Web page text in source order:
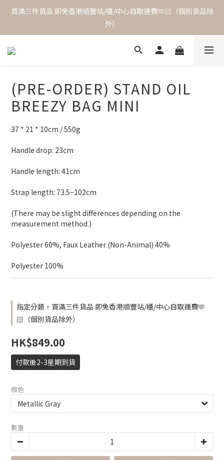
買滿三件貨品 即免香港順豐站/櫃/中心自取運費🫶🏻（個別貨品除
外）
(PRE-ORDER) STAND OIL
BREEZY BAG MINI
37 * 21 * 10cm / 550g
Handle drop: 23cm
Handle length: 41cm
Strap length: 73.5~102cm
(There may be slight differences depending on the
measurement method.)
Polyester 60%, Faux Leather (Non-Animal) 40%
Polyester 100%
指定分類，買滿三件貨品 即免香港順豐站/櫃/中心自取運費🫶
🏻（個別貨品除外）
HK$849.00
付款後2-3星期到貨
顏色
數量